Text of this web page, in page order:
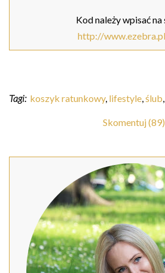
Kod należy wpisać
http://
Tagi: koszyk ratunkowy, lifestyle,ślub,
Skomentuj (89)